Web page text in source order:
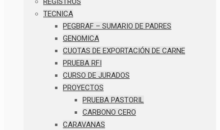
TECNICA
PEGBRAF – SUMARIO DE PADRES
GENOMICA
CUOTAS DE EXPORTACIÓN DE CARNE
PRUEBA RFI
CURSO DE JURADOS
PROYECTOS
PRUEBA PASTORIL
CARBONO CERO
CARAVANAS